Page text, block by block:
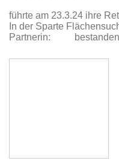
führte am 23.3.24 ihre
In der Sparte
Partnerin: bestanden